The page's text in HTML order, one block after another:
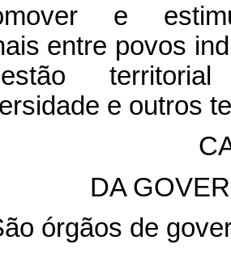
e
entre povos
e outros
DA
órgãos de